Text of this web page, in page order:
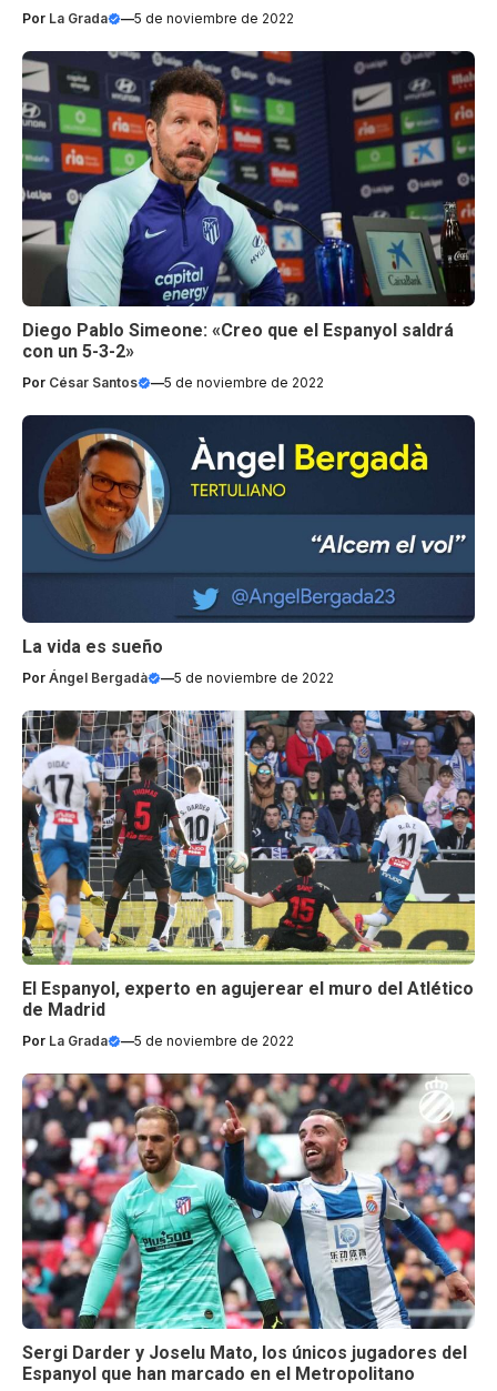
Por La Grada —5 de noviembre de 2022
Diego Pablo Simeone: «Creo que el Espanyol saldrá
con un 5-3-2»
Por César Santos —5 de noviembre de 2022
La vida es sueño
Por Ángel Bergadà —5 de noviembre de 2022
El Espanyol, experto en agujerear el muro del Atlético
de Madrid
Por La Grada —5 de noviembre de 2022
Sergi Darder y Joselu Mato, los únicos jugadores del
Espanyol que han marcado en el Metropolitano